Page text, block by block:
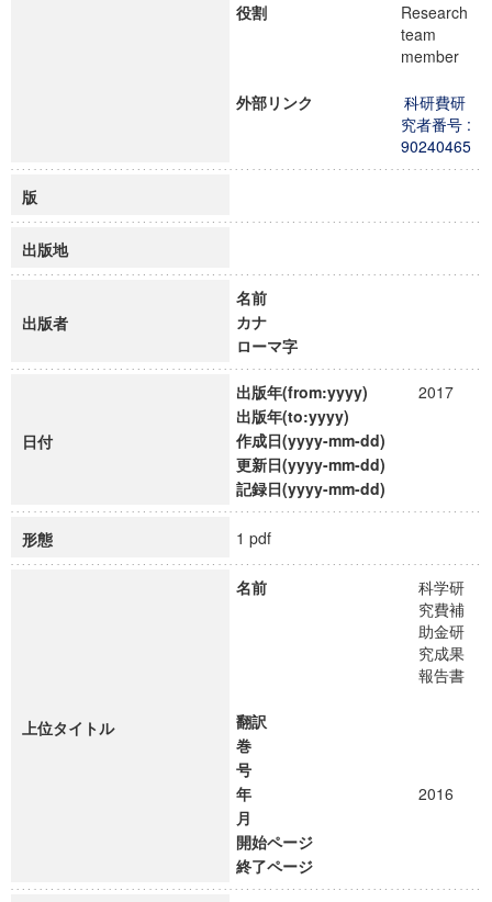
役割
Research
team
member
外部リンク
科研費研
究者番号 :
90240465
版
出版地
出版者
名前
カナ
ローマ字
日付
出版年(from:yyyy)
2017
出版年(to:yyyy)
作成日(yyyy-mm-dd)
更新日(yyyy-mm-dd)
記録日(yyyy-mm-dd)
形態 1 pdf
上位タイトル
名前
科学研
究費補
助金研
究成果
報告書
翻訳
巻
号
年
2016
月
開始ページ
終了ページ